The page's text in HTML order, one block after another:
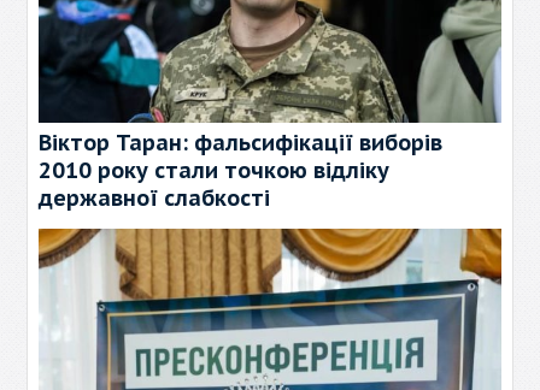
Віктор Таран: фальсифікації виборів
2010 року стали точкою відліку
державної слабкості